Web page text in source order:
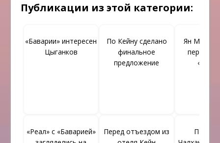
Публикации из этой категории:
«Баварии» интересен
Цыганков
По Кейну сделано
финальное
предложение
Ян
«Реал» с «Баварией»
Перед отъездом из